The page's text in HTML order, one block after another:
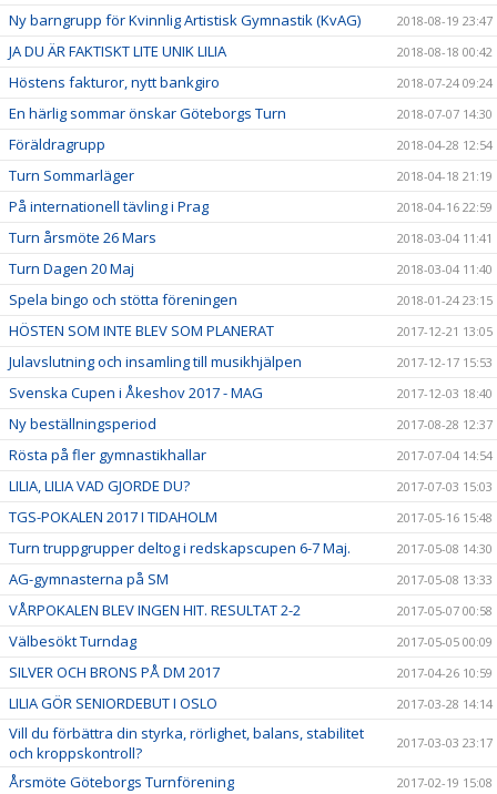
Ny barngrupp för Kvinnlig Artistisk Gymnastik (KvAG) 2018-08-19 23:47
JA DU ÄR FAKTISKT LITE UNIK LILIA 2018-08-18 00:42
Höstens fakturor, nytt bankgiro 2018-07-24 09:24
En härlig sommar önskar Göteborgs Turn 2018-07-07 14:30
Föräldragrupp 2018-04-28 12:54
Turn Sommarläger 2018-04-18 21:19
På internationell tävling i Prag 2018-04-16 22:59
Turn årsmöte 26 Mars 2018-03-04 11:41
Turn Dagen 20 Maj 2018-03-04 11:40
Spela bingo och stötta föreningen 2018-01-24 23:15
HÖSTEN SOM INTE BLEV SOM PLANERAT 2017-12-21 13:05
Julavslutning och insamling till musikhjälpen 2017-12-17 15:53
Svenska Cupen i Åkeshov 2017 - MAG 2017-12-03 18:40
Ny beställningsperiod 2017-08-28 12:37
Rösta på fler gymnastikhallar 2017-07-04 14:54
LILIA, LILIA VAD GJORDE DU? 2017-07-03 15:03
TGS-POKALEN 2017 I TIDAHOLM 2017-05-16 15:48
Turn truppgrupper deltog i redskapscupen 6-7 Maj. 2017-05-08 14:30
AG-gymnasterna på SM 2017-05-08 13:33
VÅRPOKALEN BLEV INGEN HIT. RESULTAT 2-2 2017-05-07 00:58
Välbesökt Turndag 2017-05-05 00:09
SILVER OCH BRONS PÅ DM 2017 2017-04-26 10:59
LILIA GÖR SENIORDEBUT I OSLO 2017-03-28 14:14
Vill du förbättra din styrka, rörlighet, balans, stabilitet
och kroppskontroll?
2017-03-03 23:17
Årsmöte Göteborgs Turnförening 2017-02-19 15:08